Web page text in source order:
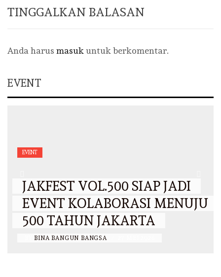
TINGGALKAN BALASAN
Anda harus masuk untuk berkomentar.
EVENT
EVENT
JAKFEST VOL.500 SIAP JADI
EVENT KOLABORASI MENUJU
500 TAHUN JAKARTA
BINA BANGUN BANGSA